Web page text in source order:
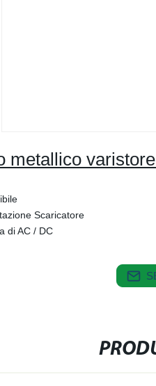
metallico
Scaricatore
di AC / DC